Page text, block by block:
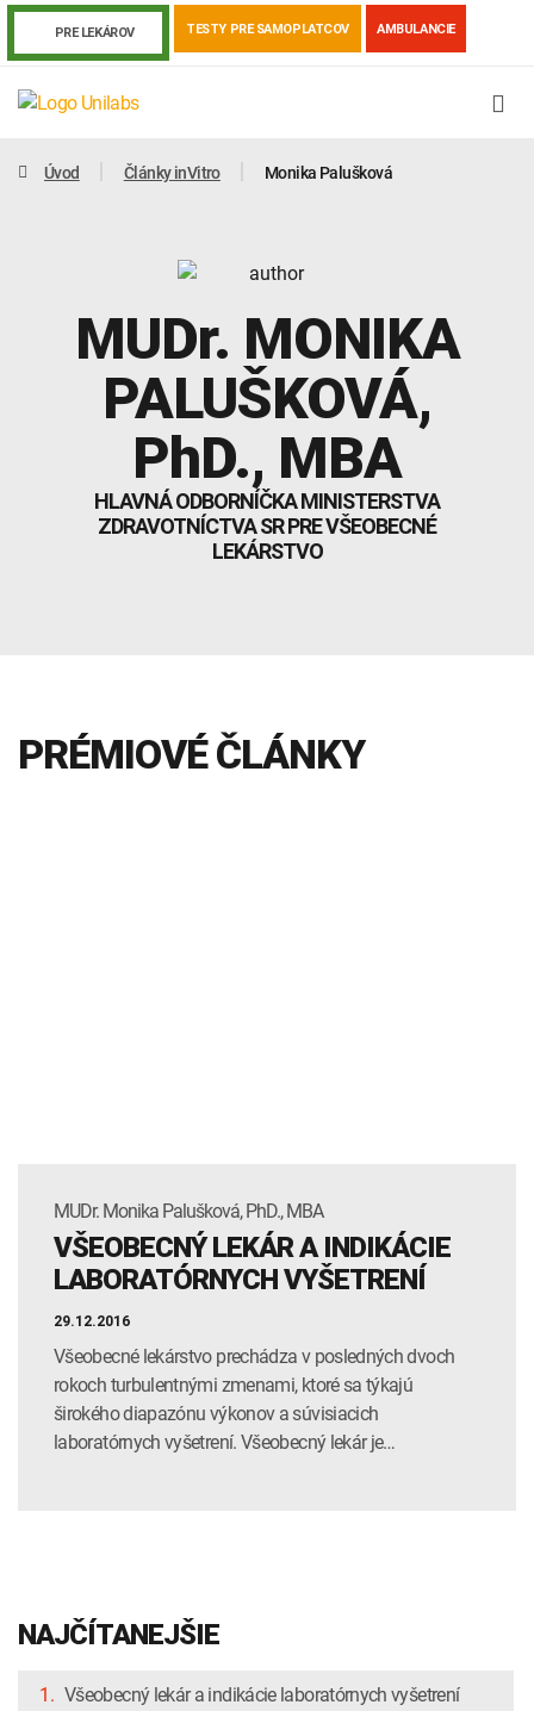
PRE LEKÁROV TESTY PRE SAMOPLATCOV AMBULANCIE
Covid-19 Žiadanky a tlačivá
Výsledky vyšetrení Kortizol Odberová príručka
INTOLERANCIA POTRAVÍN Lymská borelióza
Úvod Články inVitro Monika Palušková
MUDr. MONIKA
PALUŠKOVÁ,
PhD., MBA
HLAVNÁ ODBORNÍČKA MINISTERSTVA
ZDRAVOTNÍCTVA SR PRE VŠEOBECNÉ
LEKÁRSTVO
PRÉMIOVÉ ČLÁNKY
MUDr. Monika Palušková, PhD., MBA
VŠEOBECNÝ LEKÁR A INDIKÁCIE
LABORATÓRNYCH VYŠETRENÍ
29.12.2016
Všeobecné lekárstvo prechádza v posledných dvoch
rokoch turbulentnými zmenami, ktoré sa týkajú
širokého diapazónu výkonov a súvisiacich
laboratórnych vyšetrení. Všeobecný lekár je…
NAJČÍTANEJŠIE
1. Všeobecný lekár a indikácie laboratórnych vyšetrení